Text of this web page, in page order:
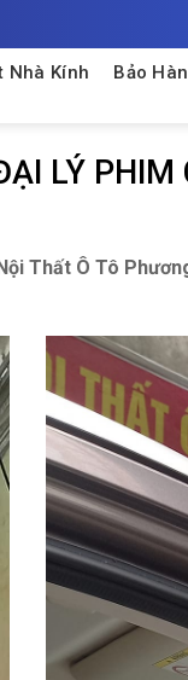
Nhà Kính Bảo
LÝ PHIM
Thất Ô Tô